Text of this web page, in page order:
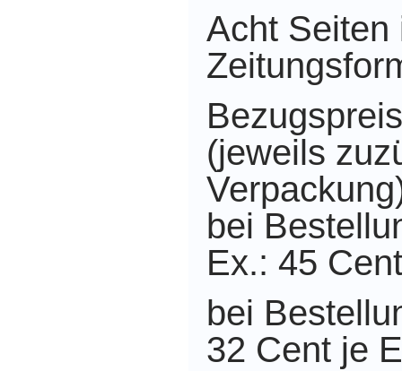
Acht Seiten
(jeweils
bei
Ex.: 45
bei
32 Cent je